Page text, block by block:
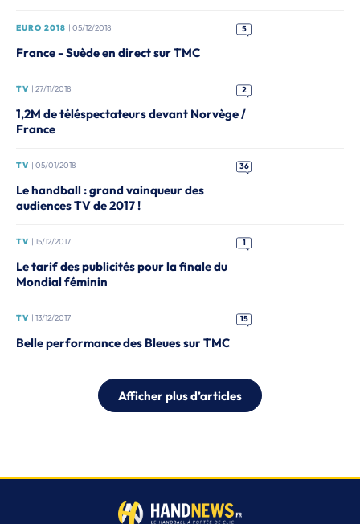
EURO 2018 | 05/12/2018 5
France - Suède en direct sur TMC
TV | 27/11/2018 2
1,2M de téléspectateurs devant Norvège /
France
TV | 05/01/2018 36
Le handball : grand vainqueur des
audiences TV de 2017 !
TV | 15/12/2017 1
Le tarif des publicités pour la finale du
Mondial féminin
TV | 13/12/2017 15
Belle performance des Bleues sur TMC
Afficher plus d’articles